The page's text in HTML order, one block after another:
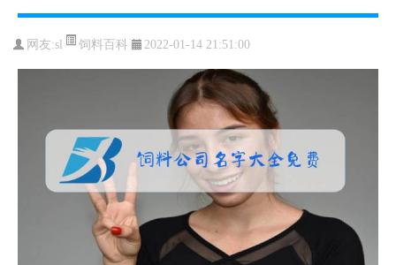
网友:sl 饲料百科 2022-01-14 21:51:00